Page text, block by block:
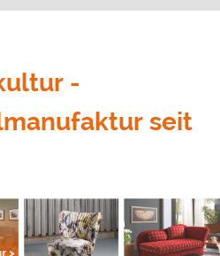
-
seit